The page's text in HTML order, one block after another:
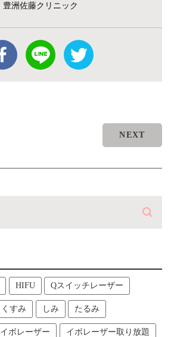
豊洲佐藤クリニック
NEXT
HIFU Qスイッチレーザー
くすみ しみ たるみ
イボレーザー イボレーザー取り放題